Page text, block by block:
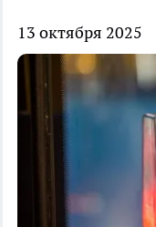
13 октября 2025